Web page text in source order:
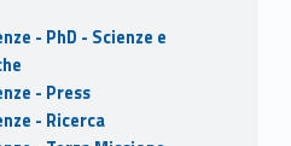
- PhD - Scienze e
- Press
- Ricerca